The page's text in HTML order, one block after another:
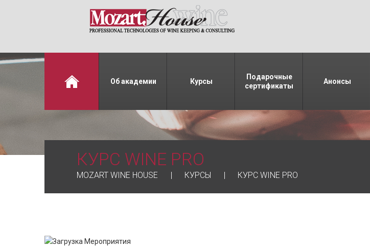
Об академии Курсы
Подарочные
сертификаты
Анонсы
КУРС WINE PRO
MOZART WINE HOUSE КУРСЫ КУРС WINE PRO